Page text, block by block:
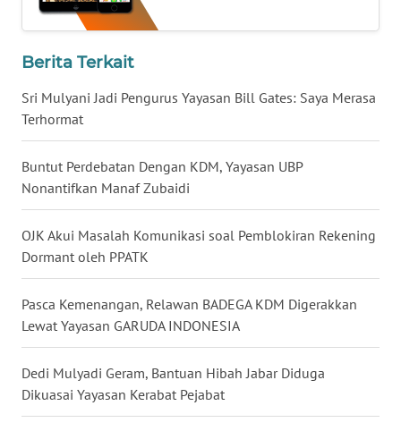
Berita Terkait
Sri Mulyani Jadi Pengurus Yayasan Bill Gates: Saya Merasa
Terhormat
Buntut Perdebatan Dengan KDM, Yayasan UBP
Nonantifkan Manaf Zubaidi
OJK Akui Masalah Komunikasi soal Pemblokiran Rekening
Dormant oleh PPATK
Pasca Kemenangan, Relawan BADEGA KDM Digerakkan
Lewat Yayasan GARUDA INDONESIA
Dedi Mulyadi Geram, Bantuan Hibah Jabar Diduga
Dikuasai Yayasan Kerabat Pejabat
WN
WN
KALTENG
WN
WN
WN
GORONTALO